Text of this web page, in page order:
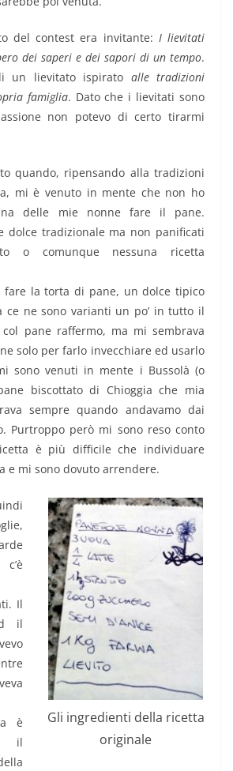
del contest era invitante: I lievitati
dei saperi e dei sapori di un tempo.
un lievitato ispirato alle tradizioni
famiglia. Dato che i lievitati sono
non potevo di certo tirarmi
quando, ripensando alla tradizioni
mi è venuto in mente che non ho
delle mie nonne fare il pane.
dolce tradizionale ma non panificati
o comunque nessuna ricetta
fare la torta di pane, un dolce tipico
ce ne sono varianti un po’ in tutto il
pane raffermo, ma mi sembrava
solo per farlo invecchiare ed usarlo
sono venuti in mente i Bussolà (o
biscottato di Chioggia che mia
sempre quando andavamo dai
Purtroppo però mi sono reso conto
è più difficile che individuare
e mi sono dovuto arrendere.
Gli ingredienti della ricetta
originale
Il
il
è
il